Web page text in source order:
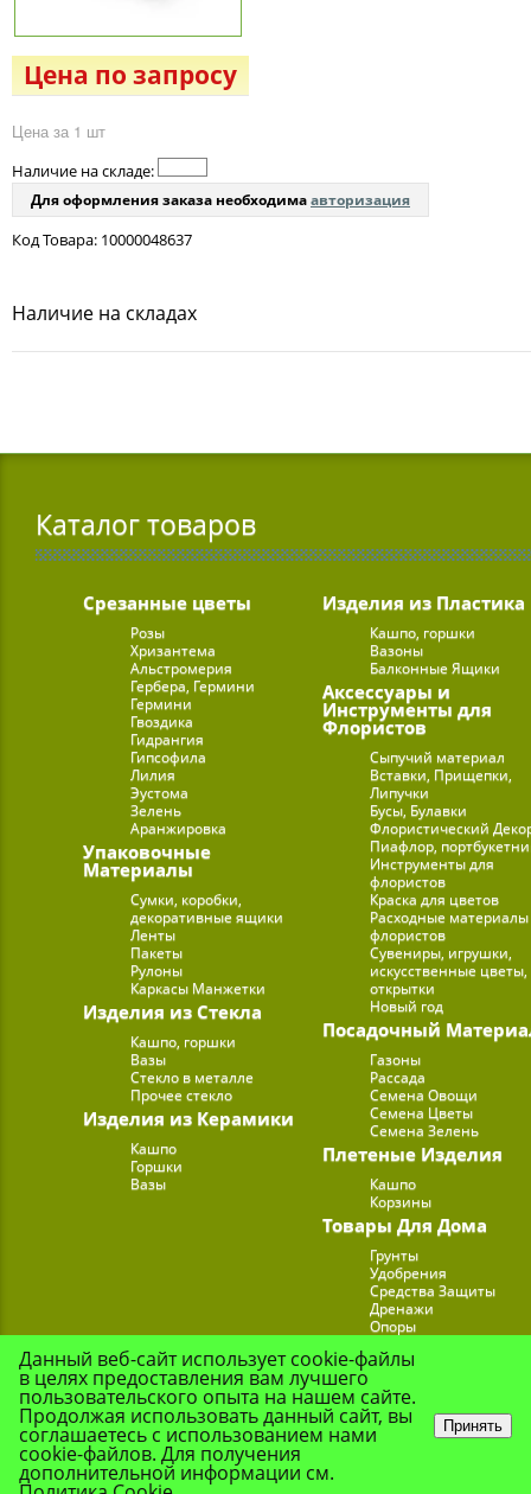
Цена по запросу
Цена за 1 шт
Наличие на складе:
Для оформления заказа необходимаавторизация
Код Товара: 10000048637
Наличие на складах
Каталог товаров
Срезанные цветы
Розы
Хризантема
Альстромерия
Гербера, Гермини
Гермини
Гвоздика
Гидрангия
Гипсофила
Лилия
Эустома
Зелень
Аранжировка
Упаковочные
Материалы
Сумки, коробки,
декоративные ящики
Ленты
Пакеты
Рулоны
Каркасы Манжетки
Изделия из Стекла
Кашпо, горшки
Вазы
Стекло в металле
Прочее стекло
Изделия из Керамики
Кашпо
Горшки
Вазы
Изделия из Пластика
Кашпо, горшки
Вазоны
Балконные Ящики
Аксессуары и
Инструменты для
Флористов
Сыпучий материал
Вставки, Прищепки,
Липучки
Бусы, Булавки
Флористический
Пиафлор,
Инструменты для
флористов
Краска для цветов
Расходные
флористов
Сувениры, игрушки,
искусственные цветы,
открытки
Новый год
Посадочный
Газоны
Рассада
Семена Овощи
Семена Цветы
Семена Зелень
Плетеные Изделия
Кашпо
Корзины
Товары Для Дома
Грунты
Удобрения
Средства Защиты
Дренажи
Опоры
Подставки для Цветов
Данный веб-сайт использует cookie-файлы
в целях предоставления вам лучшего
пользовательского опыта на нашем сайте.
Продолжая использовать данный сайт, вы
соглашаетесь с использованием нами
cookie-файлов. Для получения
дополнительной информации см.
Принять